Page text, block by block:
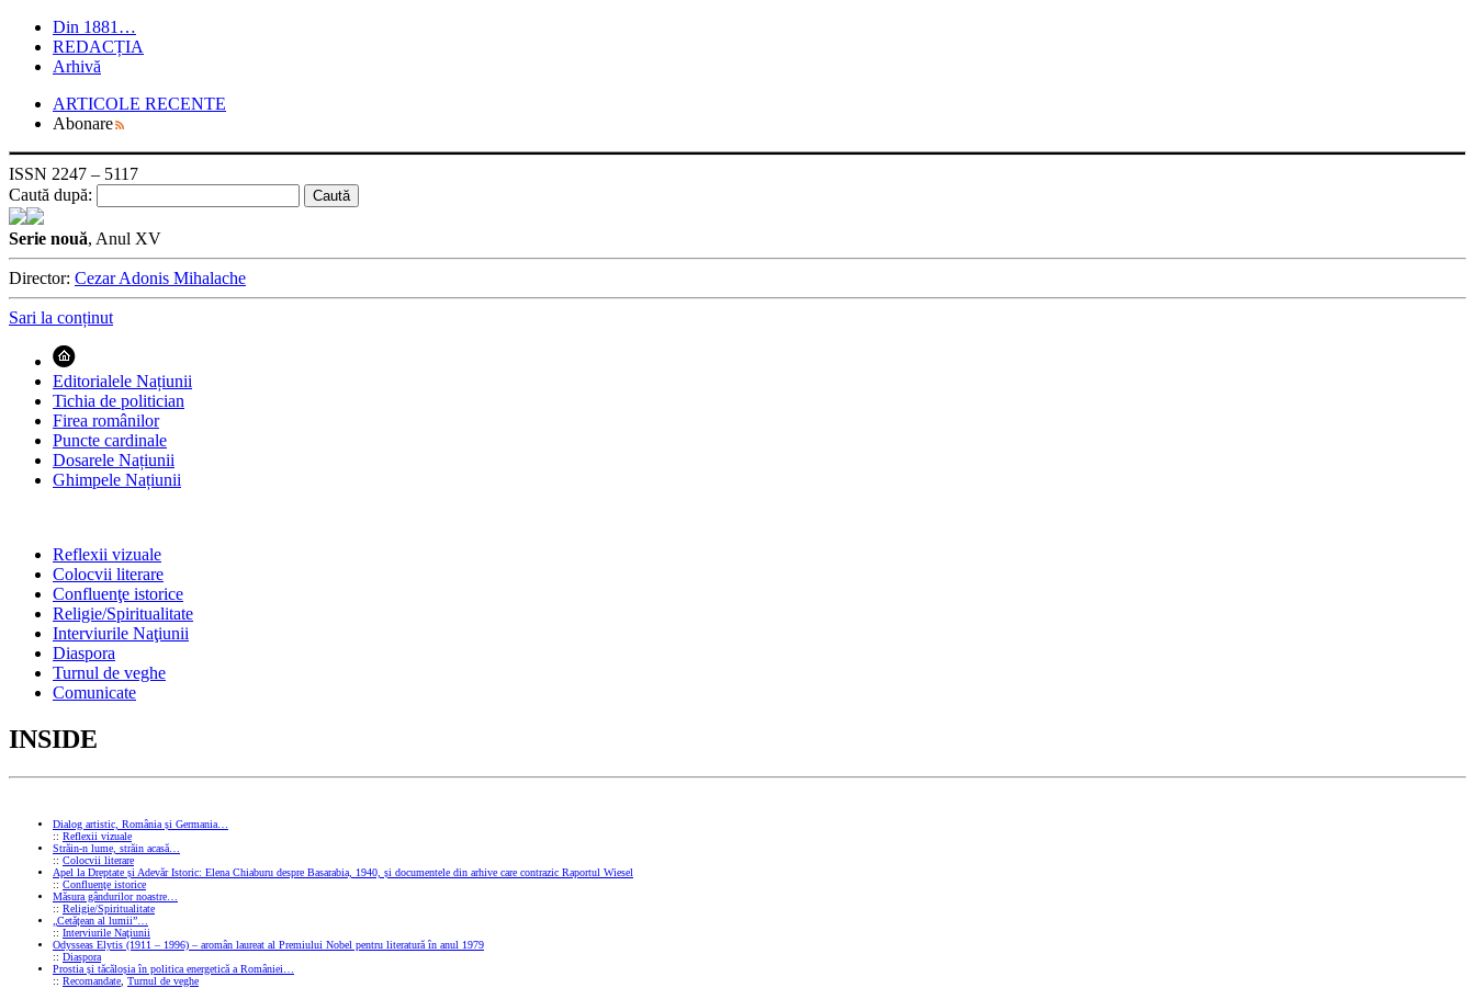
Din 1881…
REDACȚIA
Arhivă
ARTICOLE RECENTE
Abonare
ISSN 2247 – 5117
Caută după:
Serie nouă, Anul XV
Director: Cezar Adonis Mihalache
Sari la conținut
Editorialele Națiunii
Tichia de politician
Firea românilor
Puncte cardinale
Dosarele Națiunii
Ghimpele Națiunii
Reflexii vizuale
Colocvii literare
Confluenţe istorice
Religie/Spiritualitate
Interviurile Naţiunii
Diaspora
Turnul de veghe
Comunicate
INSIDE
Dialog artistic, România și Germania…
:: Reflexii vizuale
Străin-n lume, străin acasă…
:: Colocvii literare
Apel la Dreptate și Adevăr Istoric: Elena Chiaburu despre Basarabia, 1940, și documentele din arhive care contrazic Raportul Wiesel
:: Confluenţe istorice
Măsura gândurilor noastre…
:: Religie/Spiritualitate
„Cetățean al lumii”…
:: Interviurile Naţiunii
Odysseas Elytis (1911 – 1996) – aromân laureat al Premiului Nobel pentru literatură în anul 1979
:: Diaspora
Prostia și tăcăloșia în politica energetică a României…
:: Recomandate Turnul de veghe